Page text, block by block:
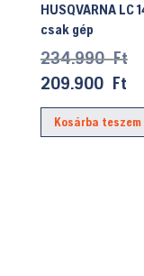
HUSQVARNA LC
csak gép
234.990Ft
209.900 Ft
is:
Kosárba teszem